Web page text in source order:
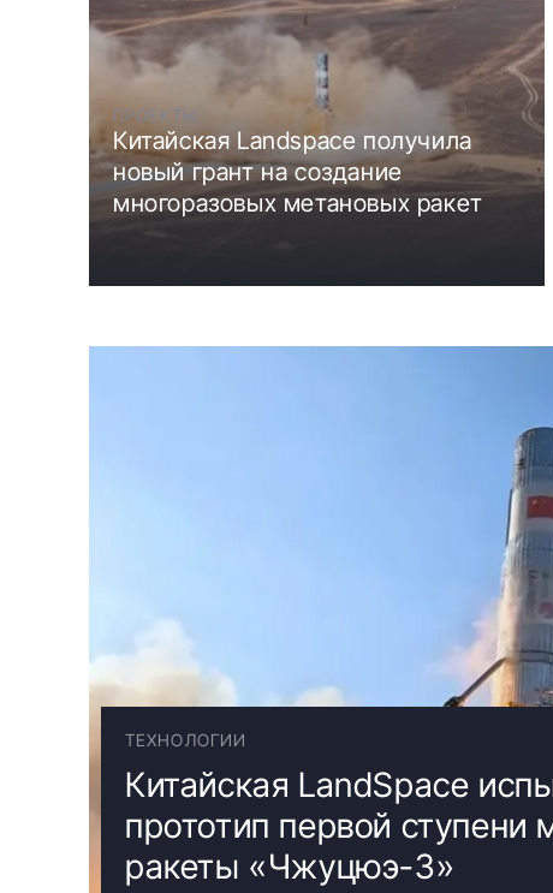
ПРОЕКТЫ
Китайская Landspace получила
новый грант на создание
многоразовых метановых ракет
ТЕХНОЛОГИИ
Китайская LandSpace
прототип первой ступени
ракеты «Чжуцюэ-3»